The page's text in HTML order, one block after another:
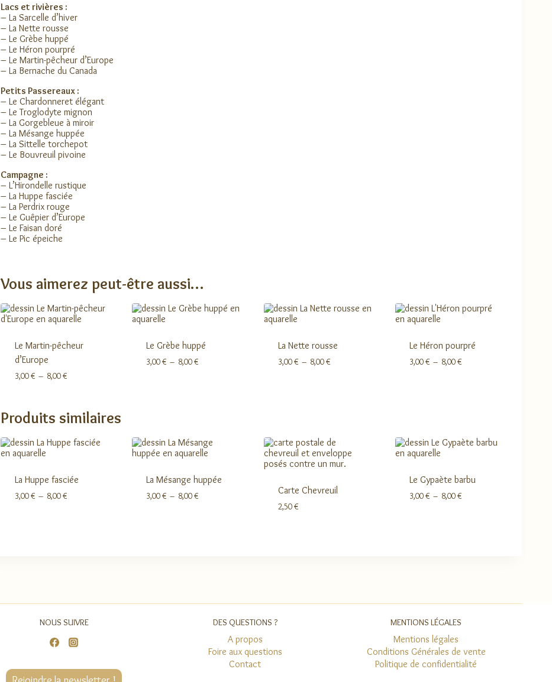
Lacs et rivières :
– La Sarcelle d’hiver
– La Nette rousse
– Le Grèbe huppé
– Le Héron pourpré
– Le Martin-pêcheur d’Europe
– La Bernache du Canada
Petits Passereaux :
– Le Chardonneret élégant
– Le Troglodyte mignon
– La Gorgebleue à miroir
– La Mésange huppée
– La Sittelle torchepot
– Le Bouvreuil pivoine
Campagne :
– L’Hirondelle rustique
– La Huppe fasciée
– La Perdrix rouge
– Le Guêpier d’Europe
– Le Faisan doré
– Le Pic épeiche
Vous aimerez peut-être aussi…
Le Martin-pêcheur
d’Europe
3,00€ – 8,00€Plage
à
8,00 €
Le Grèbe huppé
3,00€ – 8,00€Plage
La Nette rousse
3,00€ – 8,00€Plage
Le Héron pourpré
3,00€ – 8,00€Plage
Produits similaires
La Huppe fasciée
3,00€ – 8,00€Plage
La Mésange huppée
3,00€ – 8,00€Plage
Carte Chevreuil
2,50€
Le Gypaète barbu
3,00€ – 8,00€Plage
NOUS SUIVRE DES QUESTIONS ?
A propos
Foire aux questions
Contact
MENTIONS LÉGALES
Mentions légales
Conditions Générales de vente
Politique de confidentialité